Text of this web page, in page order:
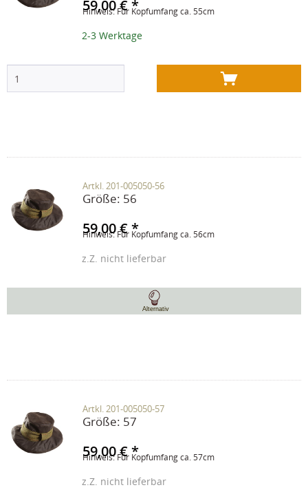
Hinweis: Für Kopfumfang ca. 55cm
2-3 Werktage
59,00 € *
Artkl. 201-005050-56
Hinweis: Für Kopfumfang ca. 56cm
Größe: 56
z.Z. nicht lieferbar
Alternativ
59,00 € *
Artkl. 201-005050-57
Hinweis: Für Kopfumfang ca. 57cm
Größe: 57
z.Z. nicht lieferbar
59,00 € *